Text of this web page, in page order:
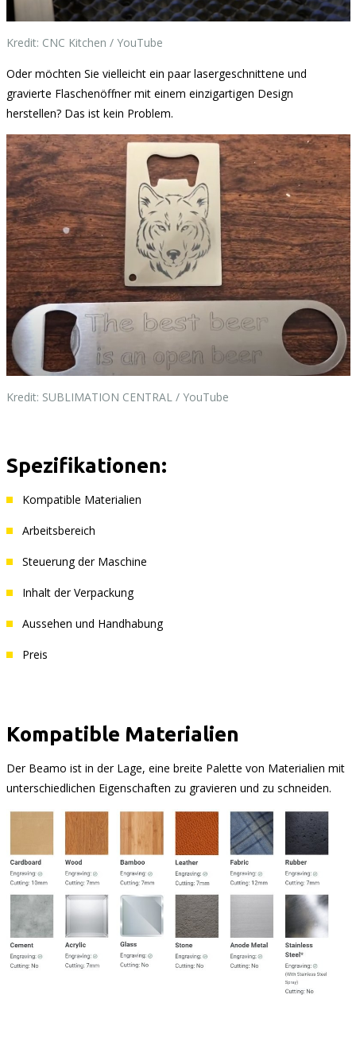
Kredit: CNC Kitchen / YouTube
Oder möchten Sie vielleicht ein paar lasergeschnittene und
gravierte Flaschenöffner mit einem einzigartigen Design
herstellen? Das ist kein Problem.
Kredit: SUBLIMATION CENTRAL / YouTube
Spezifikationen:
Kompatible Materialien
Arbeitsbereich
Steuerung der Maschine
Inhalt der Verpackung
Aussehen und Handhabung
Preis
Kompatible Materialien
Der Beamo ist in der Lage, eine breite Palette von Materialien mit
unterschiedlichen Eigenschaften zu gravieren und zu schneiden.